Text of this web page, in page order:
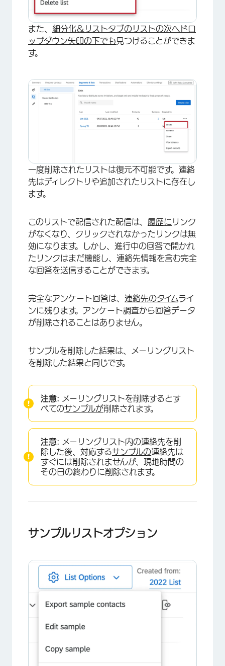
×
また、 細分化＆リストタブのリストの次へドロ
ップダウン矢印の下でも見つけることができま
す。
×
一度削除されたリストは復元不可能です。連絡
先はディレクトリや追加されたリストに存在し
ます。
このリストで配信された配信は、 履歴に リンク
がなくなり、クリックされなかったリンクは無
効になります。しかし、進行中の回答で開かれ
たリンクはまだ機能し、連絡先情報を含む完全
な回答を送信することができます。
完全なアンケート回答は、 連絡先のタイムライ
ンに残ります。アンケート調査から回答データ
が削除されることはありません。
サンプルを削除した結果は、メーリングリスト
を削除した結果と同じです。
注意: メーリングリストを削除するとす
べてのサンプルが削除されます。
注意: メーリングリスト内の連絡先を削
除した後、対応するサンプルの連絡先は
すぐには削除されませんが、現地時間の
その日の終わりに削除されます。
サンプルリストオプション